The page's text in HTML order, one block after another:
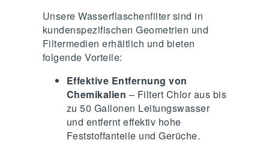
Unsere Wasserflaschenfilter sind in
kundenspezifischen Geometrien und
Filtermedien erhältlich und bieten
folgende Vorteile:
Effektive Entfernung von
Chemikalien – Filtert Chlor aus bis
zu 50 Gallonen Leitungswasser
und entfernt effektiv hohe
Feststoffanteile und Gerüche.